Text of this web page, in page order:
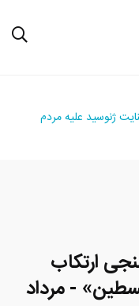
ژنوسید علیه مردم
ارتکاب
- مرداد